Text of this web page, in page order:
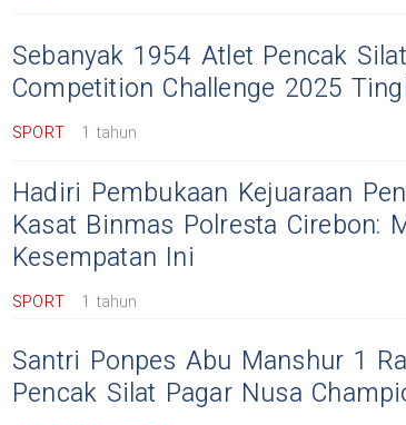
Sebanyak 1954 Atlet Pencak
Competition Challenge 2025
SPORT 1 tahun
Hadiri Pembukaan Kejuaraan
Kasat Binmas Polresta Cirebon:
Kesempatan Ini
SPORT 1 tahun
Santri Ponpes Abu Manshur 1
Pencak Silat Pagar Nusa